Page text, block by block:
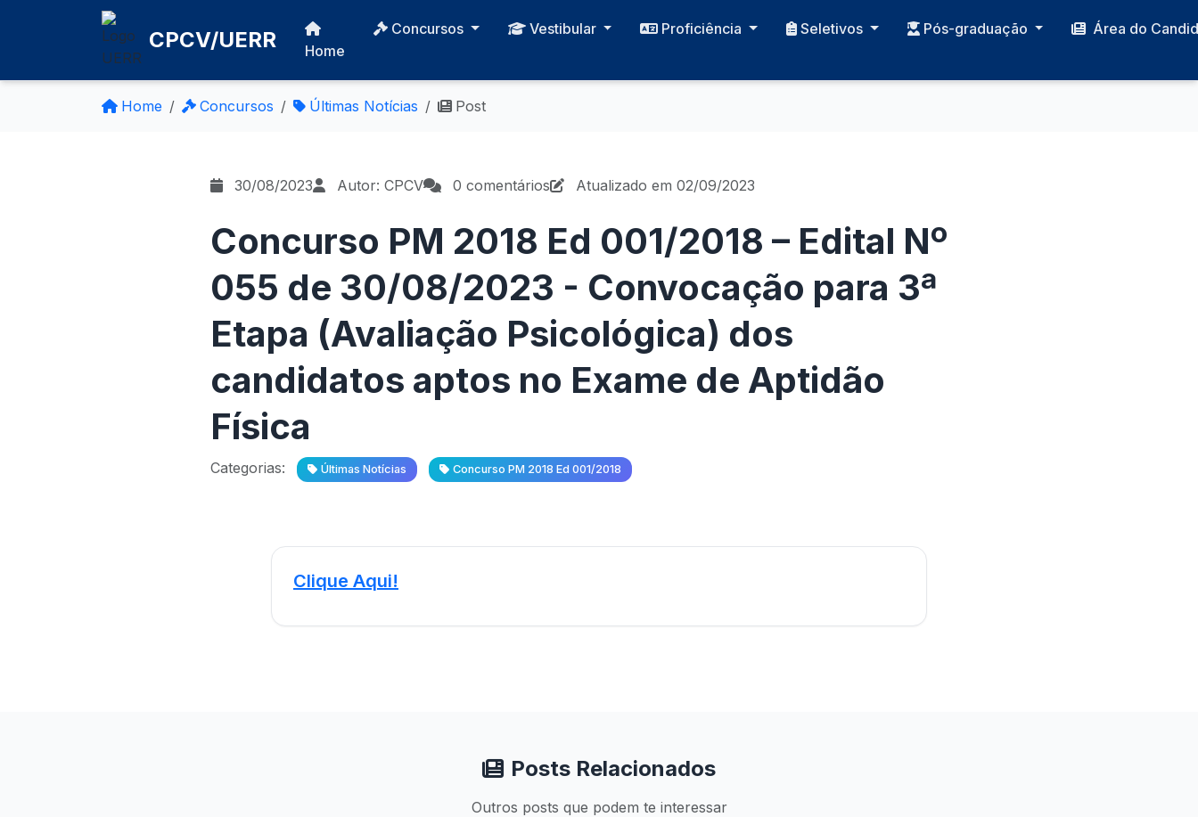
CPCV/UERR Home
Concursos Vestibular Proficiência Seletivos Pós-graduação Área do
Home Concursos Últimas Notícias Post
30/08/2023 Autor: CPCV 0 comentários Atualizado em 02/09/2023
Concurso PM 2018 Ed 001/2018 – Edital Nº
055 de 30/08/2023 - Convocação para 3ª
Etapa (Avaliação Psicológica) dos
candidatos aptos no Exame de Aptidão
Física
Categorias: Últimas Notícias Concurso PM 2018 Ed 001/2018
Clique Aqui!
Posts Relacionados
Outros posts que podem te interessar